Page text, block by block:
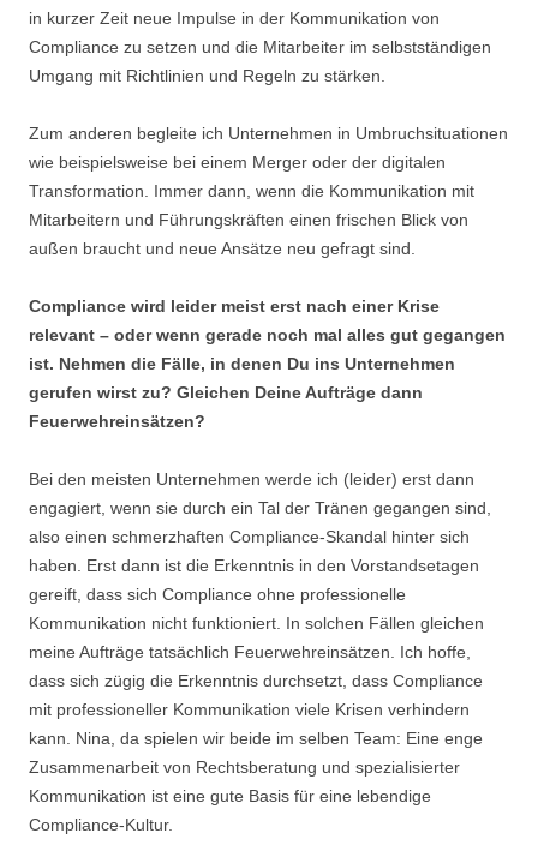
in kurzer Zeit neue Impulse in der Kommunikation von
Compliance zu setzen und die Mitarbeiter im selbstständigen
Umgang mit Richtlinien und Regeln zu stärken.
Zum anderen begleite ich Unternehmen in Umbruchsituationen
wie beispielsweise bei einem Merger oder der digitalen
Transformation. Immer dann, wenn die Kommunikation mit
Mitarbeitern und Führungskräften einen frischen Blick von
außen braucht und neue Ansätze neu gefragt sind.
Compliance wird leider meist erst nach einer Krise
relevant – oder wenn gerade noch mal alles gut gegangen
ist. Nehmen die Fälle, in denen Du ins Unternehmen
gerufen wirst zu? Gleichen Deine Aufträge dann
Feuerwehreinsätzen?
Bei den meisten Unternehmen werde ich (leider) erst dann
engagiert, wenn sie durch ein Tal der Tränen gegangen sind,
also einen schmerzhaften Compliance-Skandal hinter sich
haben. Erst dann ist die Erkenntnis in den Vorstandsetagen
gereift, dass sich Compliance ohne professionelle
Kommunikation nicht funktioniert. In solchen Fällen gleichen
meine Aufträge tatsächlich Feuerwehreinsätzen. Ich hoffe,
dass sich zügig die Erkenntnis durchsetzt, dass Compliance
mit professioneller Kommunikation viele Krisen verhindern
kann. Nina, da spielen wir beide im selben Team: Eine enge
Zusammenarbeit von Rechtsberatung und spezialisierter
Kommunikation ist eine gute Basis für eine lebendige
Compliance-Kultur.